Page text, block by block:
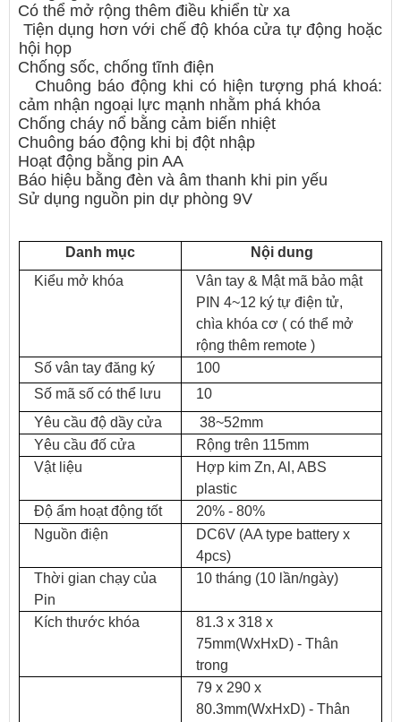
Có thể mở rộng thêm điều khiển từ xa
Tiện dụng hơn với chế độ khóa cửa tự động hoặc
hội họp
Chống sốc, chống tĩnh điện
Chuông báo động khi có hiện tượng phá khoá:
cảm nhận ngoại lực mạnh nhằm phá khóa
Chống cháy nổ bằng cảm biến nhiệt
Chuông báo động khi bị đột nhập
Hoạt động bằng pin AA
Báo hiệu bằng đèn và âm thanh khi pin yếu
Sử dụng nguồn pin dự phòng 9V
Danh mục
Nội dung
Kiểu mở khóa
Vân tay & Mật mã bảo mật
PIN 4~12 ký tự điện tử,
chìa khóa cơ ( có thể mở
rộng thêm remote )
Số vân tay đăng ký
100
Số mã số có thể lưu
10
Yêu cầu độ dầy cửa
38~52mm
Yêu cầu đố cửa
Rộng trên 115mm
Vật liệu
Hợp kim Zn, Al, ABS
plastic
Độ ẩm hoạt động tốt
20% - 80%
Nguồn điện
DC6V (AA type battery x
4pcs)
Thời gian chạy của
Pin
10 tháng (10 lần/ngày)
Kích thước khóa
81.3 x 318 x
75mm(WxHxD) - Thân
trong
79 x 290 x
80.3mm(WxHxD) - Thân